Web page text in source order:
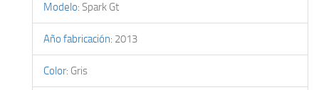
Modelo: Spark Gt
Año fabricación: 2013
Color: Gris